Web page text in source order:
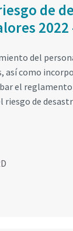
de
2022
del
así como
el
de